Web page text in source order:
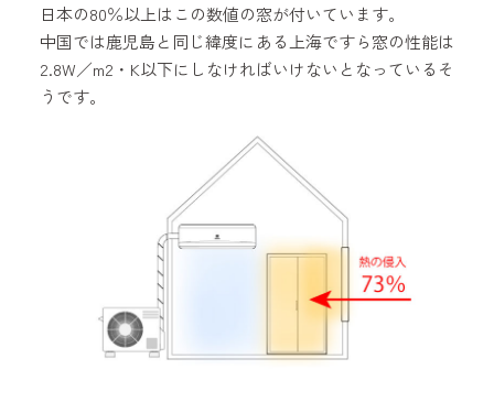
日本の80％以上はこの数値の窓が付いています。
中国では鹿児島と同じ緯度にある上海ですら窓の性能は
2.8W／m2・K以下にしなければいけないとなっているそ
うです。